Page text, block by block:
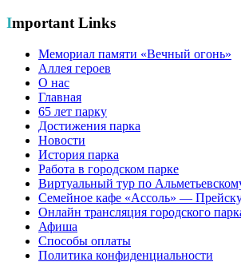
Important Links
Мемориал памяти «Вечный огонь»
Аллея героев
О нас
Главная
65 лет парку
Достижения парка
Новости
История парка
Работа в городском парке
Виртуальный тур по
Семейное кафе «Ассоль» —
Онлайн трансляция городского
Афиша
Способы оплаты
Политика конфиденциальности